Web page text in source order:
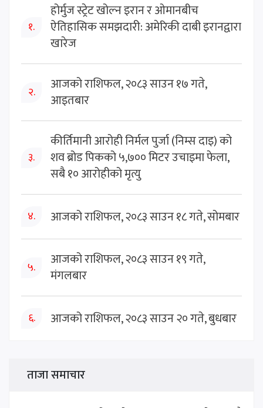
१.
होर्मुज स्ट्रेट खोल्न इरान र ओमानबीच
ऐतिहासिक समझदारी: अमेरिकी दाबी इरानद्वारा
खारेज
२.
आजको राशिफल, २०८३ साउन १७ गते,
आइतबार
३.
कीर्तिमानी आरोही निर्मल पुर्जा (निम्स दाइ) को
शव ब्रोड पिकको ५,७०० मिटर उचाइमा फेला,
सबै १० आरोहीको मृत्यु
४. आजको राशिफल, २०८३ साउन १८ गते, सोमबार
५.
आजको राशिफल, २०८३ साउन १९ गते,
मंगलबार
६. आजको राशिफल, २०८३ साउन २० गते, बुधबार
ताजा समाचार